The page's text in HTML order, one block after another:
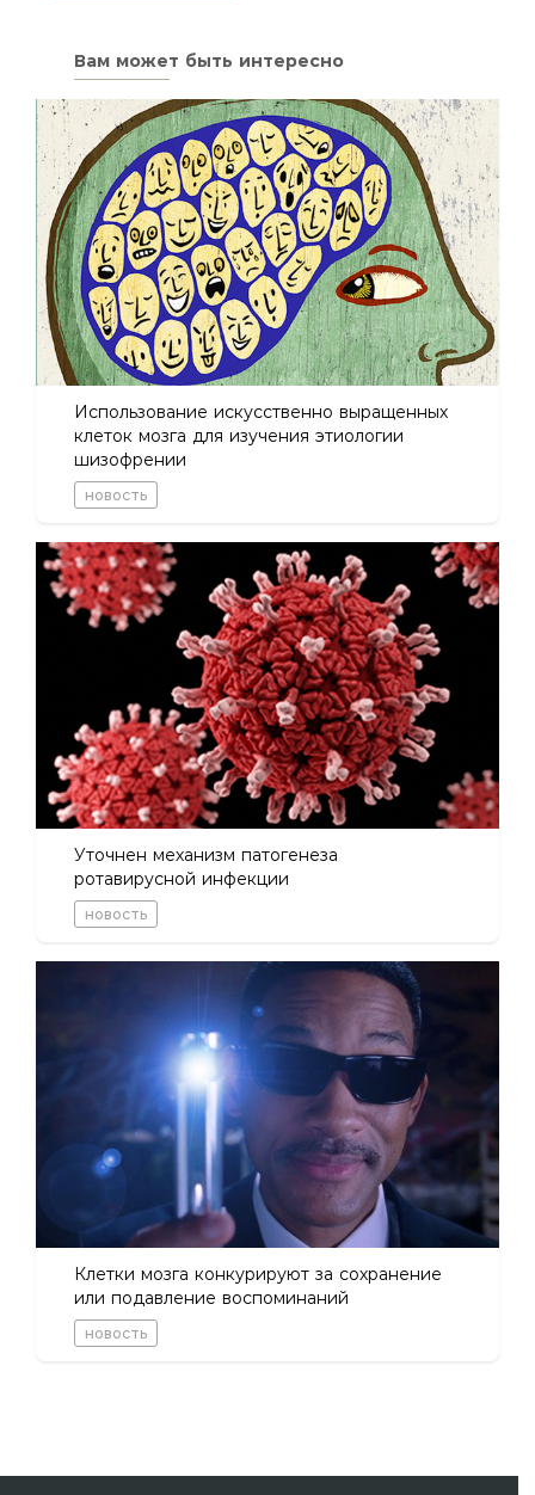
Вам может быть интересно
Использование искусственно выращенных
клеток мозга для изучения этиологии
шизофрении
новость
Уточнен механизм патогенеза
ротавирусной инфекции
новость
Клетки мозга конкурируют за сохранение
или подавление воспоминаний
новость